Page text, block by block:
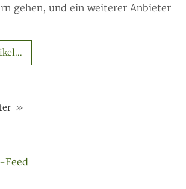
gehen, und ein weiterer Anbieter
Feed